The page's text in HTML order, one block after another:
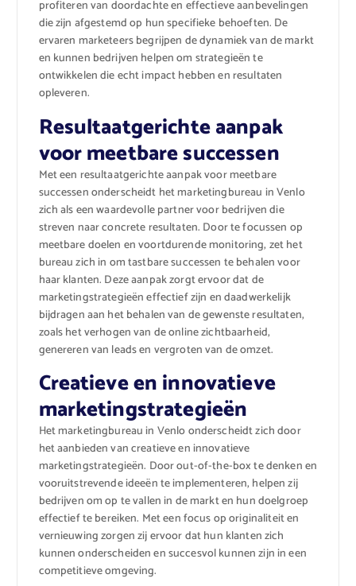
profiteren van doordachte en effectieve aanbevelingen
die zijn afgestemd op hun specifieke behoeften. De
ervaren marketeers begrijpen de dynamiek van de markt
en kunnen bedrijven helpen om strategieën te
ontwikkelen die echt impact hebben en resultaten
opleveren.
Resultaatgerichte aanpak
voor meetbare successen
Met een resultaatgerichte aanpak voor meetbare
successen onderscheidt het marketingbureau in Venlo
zich als een waardevolle partner voor bedrijven die
streven naar concrete resultaten. Door te focussen op
meetbare doelen en voortdurende monitoring, zet het
bureau zich in om tastbare successen te behalen voor
haar klanten. Deze aanpak zorgt ervoor dat de
marketingstrategieën effectief zijn en daadwerkelijk
bijdragen aan het behalen van de gewenste resultaten,
zoals het verhogen van de online zichtbaarheid,
genereren van leads en vergroten van de omzet.
Creatieve en innovatieve
marketingstrategieën
Het marketingbureau in Venlo onderscheidt zich door
het aanbieden van creatieve en innovatieve
marketingstrategieën. Door out-of-the-box te denken en
vooruitstrevende ideeën te implementeren, helpen zij
bedrijven om op te vallen in de markt en hun doelgroep
effectief te bereiken. Met een focus op originaliteit en
vernieuwing zorgen zij ervoor dat hun klanten zich
kunnen onderscheiden en succesvol kunnen zijn in een
competitieve omgeving.